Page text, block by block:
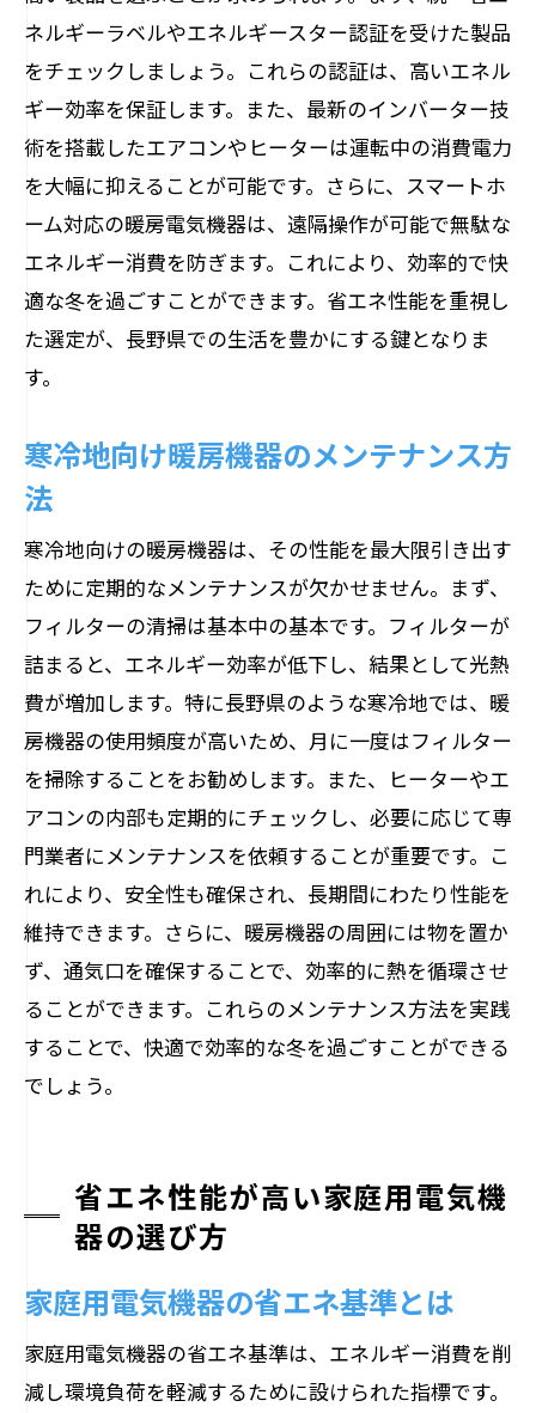
ネルギーラベルやエネルギースター認証を受けた製品
をチェックしましょう。これらの認証は、高いエネル
ギー効率を保証します。また、最新のインバーター技
術を搭載したエアコンやヒーターは運転中の消費電力
を大幅に抑えることが可能です。さらに、スマートホ
ーム対応の暖房電気機器は、遠隔操作が可能で無駄な
エネルギー消費を防ぎます。これにより、効率的で快
適な冬を過ごすことができます。省エネ性能を重視し
た選定が、長野県での生活を豊かにする鍵となりま
す。
寒冷地向け暖房機器のメンテナンス方
法
寒冷地向けの暖房機器は、その性能を最大限引き出す
ために定期的なメンテナンスが欠かせません。まず、
フィルターの清掃は基本中の基本です。フィルターが
詰まると、エネルギー効率が低下し、結果として光熱
費が増加します。特に長野県のような寒冷地では、暖
房機器の使用頻度が高いため、月に一度はフィルター
を掃除することをお勧めします。また、ヒーターやエ
アコンの内部も定期的にチェックし、必要に応じて専
門業者にメンテナンスを依頼することが重要です。こ
れにより、安全性も確保され、長期間にわたり性能を
維持できます。さらに、暖房機器の周囲には物を置か
ず、通気口を確保することで、効率的に熱を循環させ
ることができます。これらのメンテナンス方法を実践
することで、快適で効率的な冬を過ごすことができる
でしょう。
省エネ性能が高い家庭用電気機
器の選び方
家庭用電気機器の省エネ基準とは
家庭用電気機器の省エネ基準は、エネルギー消費を削
減し環境負荷を軽減するために設けられた指標です。